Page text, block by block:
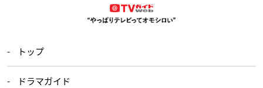
トップ
ドラマガイド